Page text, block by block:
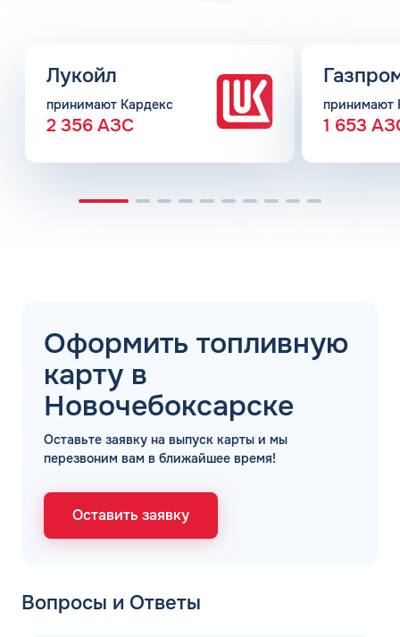
Лукойл
принимают Кардекс
2 356 АЗС
принимают
1 653
Оформить топливную
карту в
Новочебоксарске
Оставьте заявку на выпуск карты и мы
перезвоним вам в ближайшее время!
Оставить заявку
Вопросы и Ответы